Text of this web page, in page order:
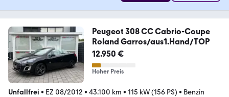
Peugeot 308 CC Cabrio-Coupe
Roland Garros/aus1.Hand/TOP
12.950 €
Hoher Preis
Unfallfrei • EZ 08/2012 • 43.100 km • 115 kW (156 PS) • Benzin